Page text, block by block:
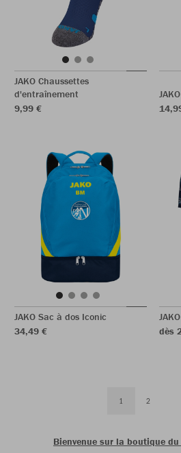
JAKO Chaussettes
d'entraînement
9,99 €
JAKO Sac à dos Iconic
34,49 €
dès
1 2
Bienvenue sur la boutique